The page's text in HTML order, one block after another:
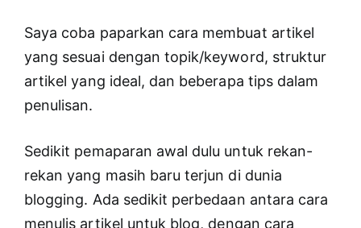
Saya coba paparkan cara membuat artikel
yang sesuai dengan topik/keyword, struktur
artikel yang ideal, dan beberapa tips dalam
penulisan.
Sedikit pemaparan awal dulu untuk rekan-
rekan yang masih baru terjun di dunia
blogging. Ada sedikit perbedaan antara cara
menulis artikel untuk blog, dengan cara